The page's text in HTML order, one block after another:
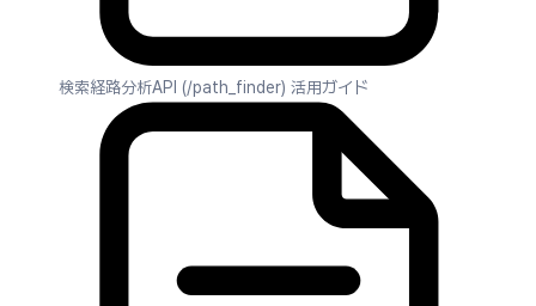
検索経路分析API (/path_finder) 活用ガイド